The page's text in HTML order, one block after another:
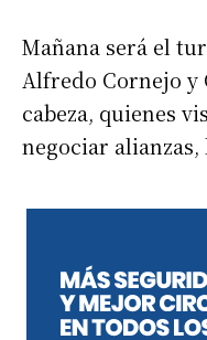
Mañana será el
Alfredo Cornejo y
cabeza, quienes
negociar